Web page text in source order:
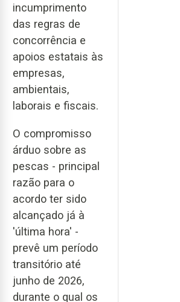
incumprimento
das regras de
concorrência e
apoios estatais às
empresas,
ambientais,
laborais e fiscais.
O compromisso
árduo sobre as
pescas - principal
razão para o
acordo ter sido
alcançado já à
'última hora' -
prevê um período
transitório até
junho de 2026,
durante o qual os